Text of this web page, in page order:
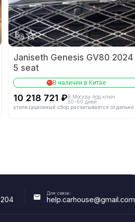
Система питания
Материал головки блока цилиндров
Описание трансмиссии
Janiseth Genesis GV80 2024
5 seat
В наличии в Китае
10 218 721 ₽В Москву под ключ
30-60 дней
утилизационный сбор расчитывается отдельно
Для связи:
help.carhouse@gmail.com